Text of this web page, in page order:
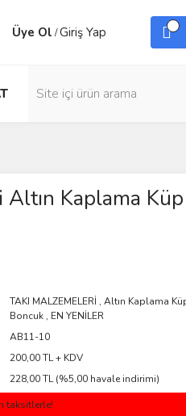
Üye Ol /Giriş Yap
Altın Kaplama
TAKI MALZEMELERİ ,Altın Kaplama
Boncuk , EN YENİLER
AB11-10
200,00 TL + KDV
228,00 TL (%5,00 havale indirimi)
taksitlerle!